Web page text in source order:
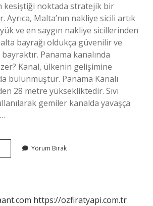
kesiştiği noktada stratejik bir
Malta’nın nakliye sicili artık
ve en saygın nakliye sicillerinden
bayrağı oldukça güvenilir ve
Panama kanalında
Kanal, ülkenin gelişimine
bulunmuştur. Panama Kanalı
28 metre yüksekliktedir. Sıvı
gemiler kanalda yavaşça
Panama
Bandıralı
Yorum Bırak
https://ozfiratyapi.com.tr